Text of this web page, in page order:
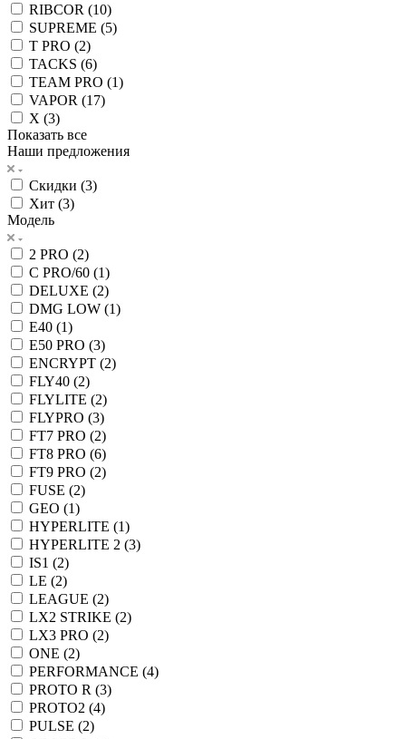
RIBCOR (10)
SUPREME (5)
T PRO (2)
TACKS (6)
TEAM PRO (1)
VAPOR (17)
X (3)
Показать все
Наши предложения
Скидки (3)
Хит (3)
Модель
2 PRO (2)
C PRO/60 (1)
DELUXE (2)
DMG LOW (1)
E40 (1)
E50 PRO (3)
ENCRYPT (2)
FLY40 (2)
FLYLITE (2)
FLYPRO (3)
FT7 PRO (2)
FT8 PRO (6)
FT9 PRO (2)
FUSE (2)
GEO (1)
HYPERLITE (1)
HYPERLITE 2 (3)
IS1 (2)
LE (2)
LEAGUE (2)
LX2 STRIKE (2)
LX3 PRO (2)
ONE (2)
PERFORMANCE (4)
PROTO R (3)
PROTO2 (4)
PULSE (2)